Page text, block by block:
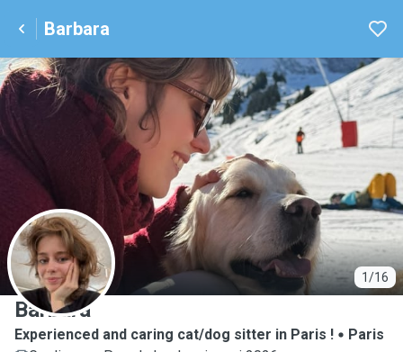
Barbara
1/16
B
Barbara
Experienced and caring cat/dog sitter in Paris !
Paris